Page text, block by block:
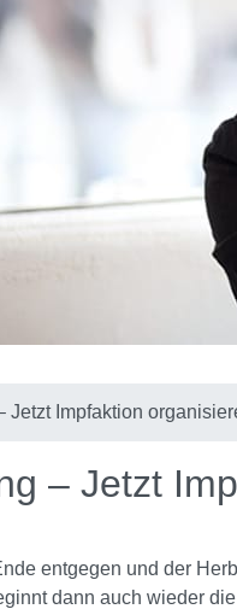
Jetzt Impfaktion
– Jetzt
entgegen und der
dann auch wieder